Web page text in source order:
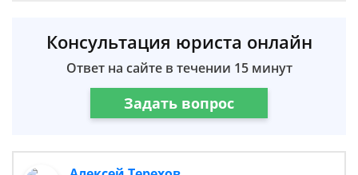
Консультация юриста онлайн
Ответ на сайте в течении 15 минут
Задать вопрос